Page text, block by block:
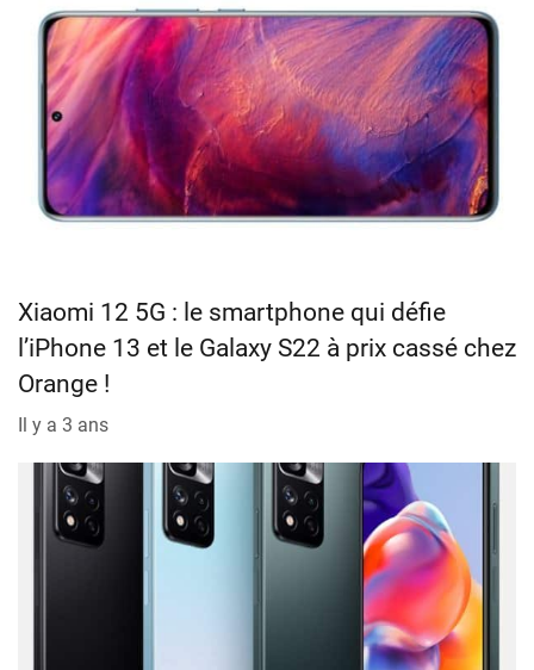
Xiaomi 12 5G : le smartphone qui défie
l’iPhone 13 et le Galaxy S22 à prix cassé chez
Orange !
Il y a 3 ans